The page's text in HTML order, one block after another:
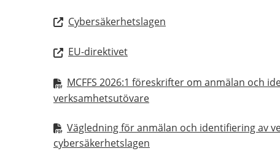
Cybersäkerhetslagen
EU-direktivet
MCFFS 2026:1 föreskrifter om anmälan och
verksamhetsutövare
Vägledning för anmälan och identifiering av
cybersäkerhetslagen